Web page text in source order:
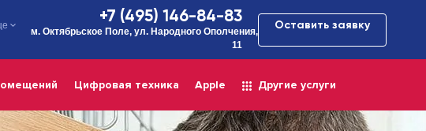
+7 (495) 146-84-83
м. Октябрьское Поле, ул. Народного Ополчения,
11
Оставить заявку
Цифровая техника Apple Другие услуги